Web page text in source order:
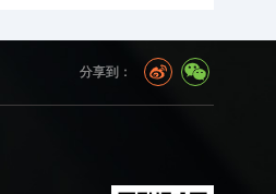
分享到：